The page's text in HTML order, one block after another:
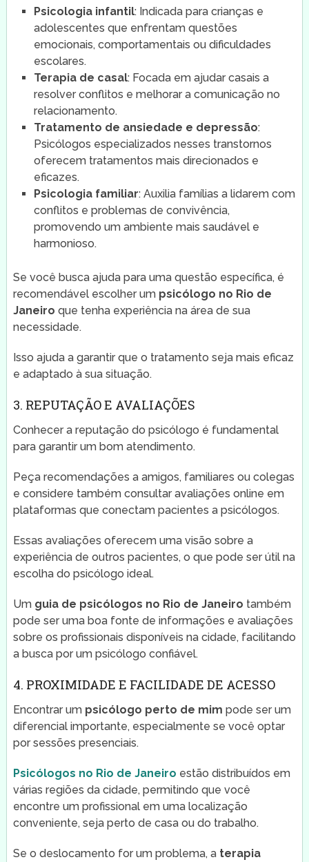
Psicologia infantil: Indicada para crianças e
adolescentes que enfrentam questões
emocionais, comportamentais ou dificuldades
escolares.
Terapia de casal: Focada em ajudar casais a
resolver conflitos e melhorar a comunicação no
relacionamento.
Tratamento de ansiedade e depressão:
Psicólogos especializados nesses transtornos
oferecem tratamentos mais direcionados e
eficazes.
Psicologia familiar: Auxilia famílias a lidarem com
conflitos e problemas de convivência,
promovendo um ambiente mais saudável e
harmonioso.
Se você busca ajuda para uma questão específica, é
recomendável escolher um psicólogo no Rio de
Janeiro que tenha experiência na área de sua
necessidade.
Isso ajuda a garantir que o tratamento seja mais eficaz
e adaptado à sua situação.
3. REPUTAÇÃO E AVALIAÇÕES
Conhecer a reputação do psicólogo é fundamental
para garantir um bom atendimento.
Peça recomendações a amigos, familiares ou colegas
e considere também consultar avaliações online em
plataformas que conectam pacientes a psicólogos.
Essas avaliações oferecem uma visão sobre a
experiência de outros pacientes, o que pode ser útil na
escolha do psicólogo ideal.
Um guia de psicólogos no Rio de Janeiro também
pode ser uma boa fonte de informações e avaliações
sobre os profissionais disponíveis na cidade, facilitando
a busca por um psicólogo confiável.
4. PROXIMIDADE E FACILIDADE DE ACESSO
Encontrar um psicólogo perto de mim pode ser um
diferencial importante, especialmente se você optar
por sessões presenciais.
Psicólogos no Rio de Janeiro estão distribuídos em
várias regiões da cidade, permitindo que você
encontre um profissional em uma localização
conveniente, seja perto de casa ou do trabalho.
Se o deslocamento for um problema, a terapia